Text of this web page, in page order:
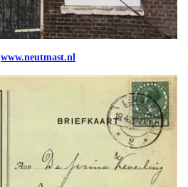
www.neutmast.nl